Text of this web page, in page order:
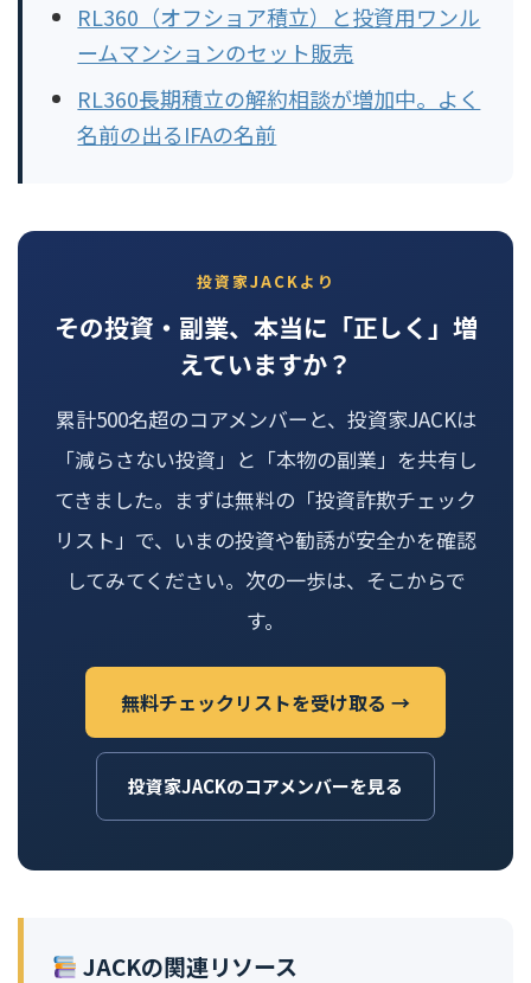
RL360（オフショア積立）と投資用ワンル
ームマンションのセット販売
RL360長期積立の解約相談が増加中。よく
名前の出るIFAの名前
投資家JACKより
その投資・副業、本当に「正しく」増
えていますか？
累計500名超のコアメンバーと、投資家JACKは
「減らさない投資」と「本物の副業」を共有し
てきました。まずは無料の「投資詐欺チェック
リスト」で、いまの投資や勧誘が安全かを確認
してみてください。次の一歩は、そこからで
す。
無料チェックリストを受け取る →
投資家JACKのコアメンバーを見る
JACKの関連リソース